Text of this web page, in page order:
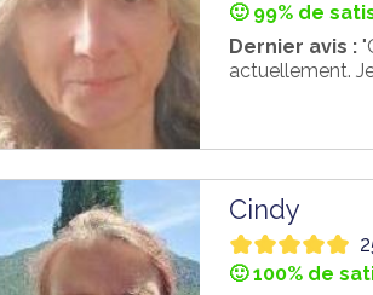
🙂 99% de
Dernier avis :
actuellement.
Cindy
🙂 100% de